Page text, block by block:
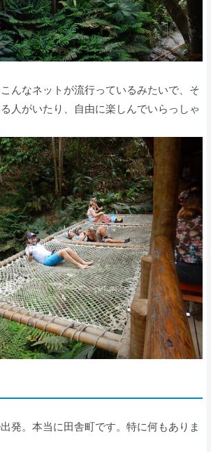
んなネットが流行っているみたいで、そ
人がいたり、自由に楽しんでいらっしゃ
発。本当に田舎町です。特に何もありま